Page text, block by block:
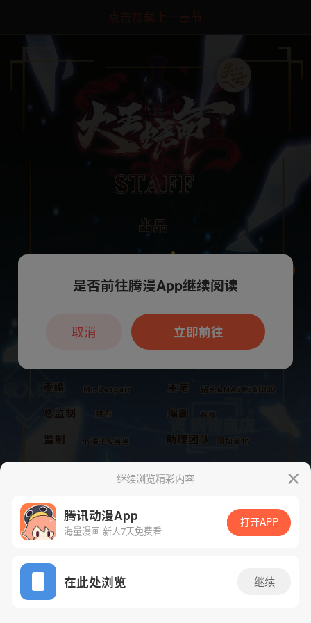
点击加载上一章节
App免费看
下一话
继续浏览精彩内容
腾讯动漫App
海量漫画 新人7天免费看
打开APP
在此处浏览 继续
本章节仅支持App阅读，可打开App新用
户7天免费看
是否前往腾漫App继续阅读
立即前往
取消